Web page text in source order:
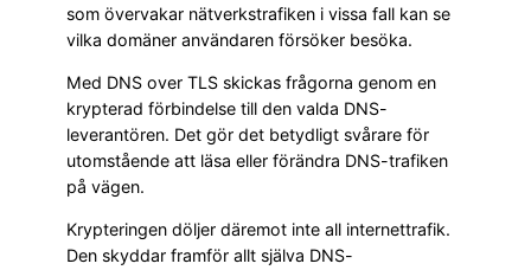
som övervakar nätverkstrafiken i vissa fall kan se
vilka domäner användaren försöker besöka.
Med DNS over TLS skickas frågorna genom en
krypterad förbindelse till den valda DNS-
leverantören. Det gör det betydligt svårare för
utomstående att läsa eller förändra DNS-trafiken
på vägen.
Krypteringen döljer däremot inte all internettrafik.
Den skyddar framför allt själva DNS-